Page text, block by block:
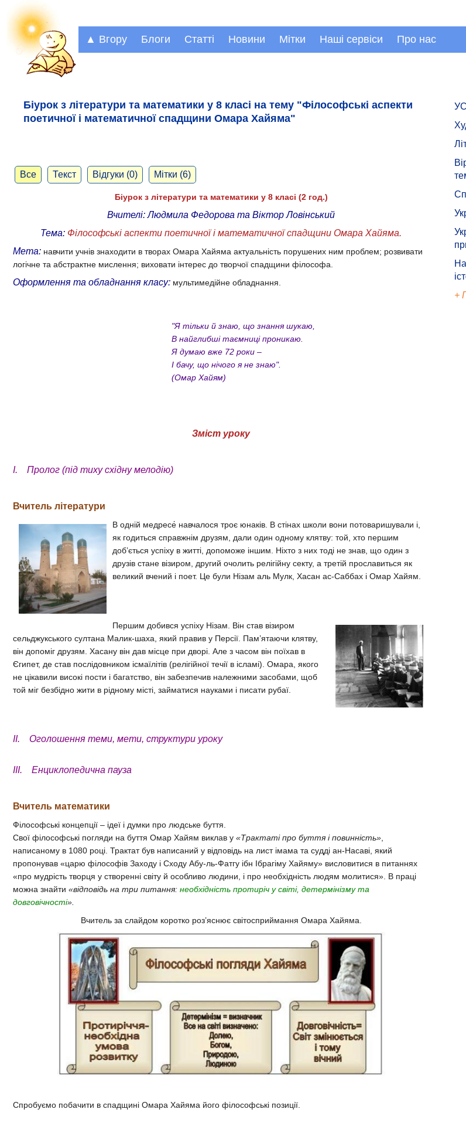
▲ Вгору Блоги Статті Новини Мітки Наші сервіси Про нас
Біурок з літератури та математики у 8 класі на тему "Філософські аспекти
поетичної і математичної спадщини Омара Хайяма"
Все Текст Відгуки (0) Мітки (6)
Біурок з літератури та математики у 8 класі (2 год.)
Вчителі: Людмила Федорова та Віктор Ловінський
Тема: Філософські аспекти поетичної і математичної спадщини Омара Хайяма.
Мета: навчити учнів знаходити в творах Омара Хайяма актуальність порушених ним проблем; розвивати
логічне та абстрактне мислення; виховати інтерес до творчої спадщини філософа.
Оформлення та обладнання класу: мультимедійне обладнання.
"Я тільки й знаю, що знання шукаю,
В найглибші таємниці проникаю.
Я думаю вже 72 роки –
І бачу, що нічого я не знаю".
(Омар Хайям)
Зміст уроку
I. Пролог (під тиху східну мелодію)
Вчитель літератури
В одній медресе́ навчалося троє юнаків. В стінах школи вони потоваришували і,
як годиться справжнім друзям, дали один одному клятву: той, хто першим
доб’ється успіху в житті, допоможе іншим. Ніхто з них тоді не знав, що один з
друзів стане візиром, другий очолить релігійну секту, а третій прославиться як
великий вчений і поет. Це були Нізам аль Мулк, Хасан ас-Саббах і Омар Хайям.
Першим добився успіху Нізам. Він став візиром
сельджукського султана Малик-шаха, який правив у Персії. Пам’ятаючи клятву,
він допоміг друзям. Хасану він дав місце при дворі. Але з часом він поїхав в
Єгипет, де став послідовником ісмаїлітів (релігійної течії в ісламі). Омара, якого
не цікавили високі пости і багатство, він забезпечив належними засобами, щоб
той міг безбідно жити в рідному місті, займатися науками і писати рубаї.
II. Оголошення теми, мети, структури уроку
III. Енциклопедична пауза
Вчитель математики
Філософські концепції – ідеї і думки про людське буття.
Свої філософські погляди на буття Омар Хайям виклав у «Трактаті про буття і повинність»,
написаному в 1080 році. Трактат був написаний у відповідь на лист імама та судді ан-Насаві, який
пропонував «царю філософів Заходу і Сходу Абу-ль-Фатгу ібн Ібрагіму Хайяму» висловитися в питаннях
«про мудрість творця у створенні світу й особливо людини, і про необхідність людям молитися». В праці
можна знайти «відповідь на три питання: необхідність протиріч у світі, детермінізму та
довговічності».
Вчитель за слайдом коротко роз’яснює світосприймання Омара Хайяма.
Спробуємо побачити в спадщині Омара Хайяма його філософські позиції.
+